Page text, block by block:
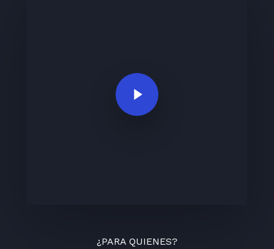
Play Video
¿PARA QUIENES?